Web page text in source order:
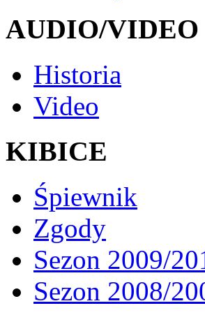
AUDIO/VIDEO
Historia
Video
KIBICE
Śpiewnik
Zgody
Sezon 2009/
Sezon 2008/